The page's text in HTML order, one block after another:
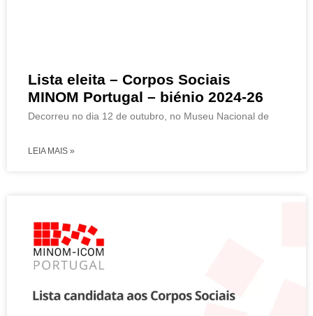
Lista eleita – Corpos Sociais
MINOM Portugal – biénio 2024-26
Decorreu no dia 12 de outubro, no Museu Nacional de
LEIA MAIS »